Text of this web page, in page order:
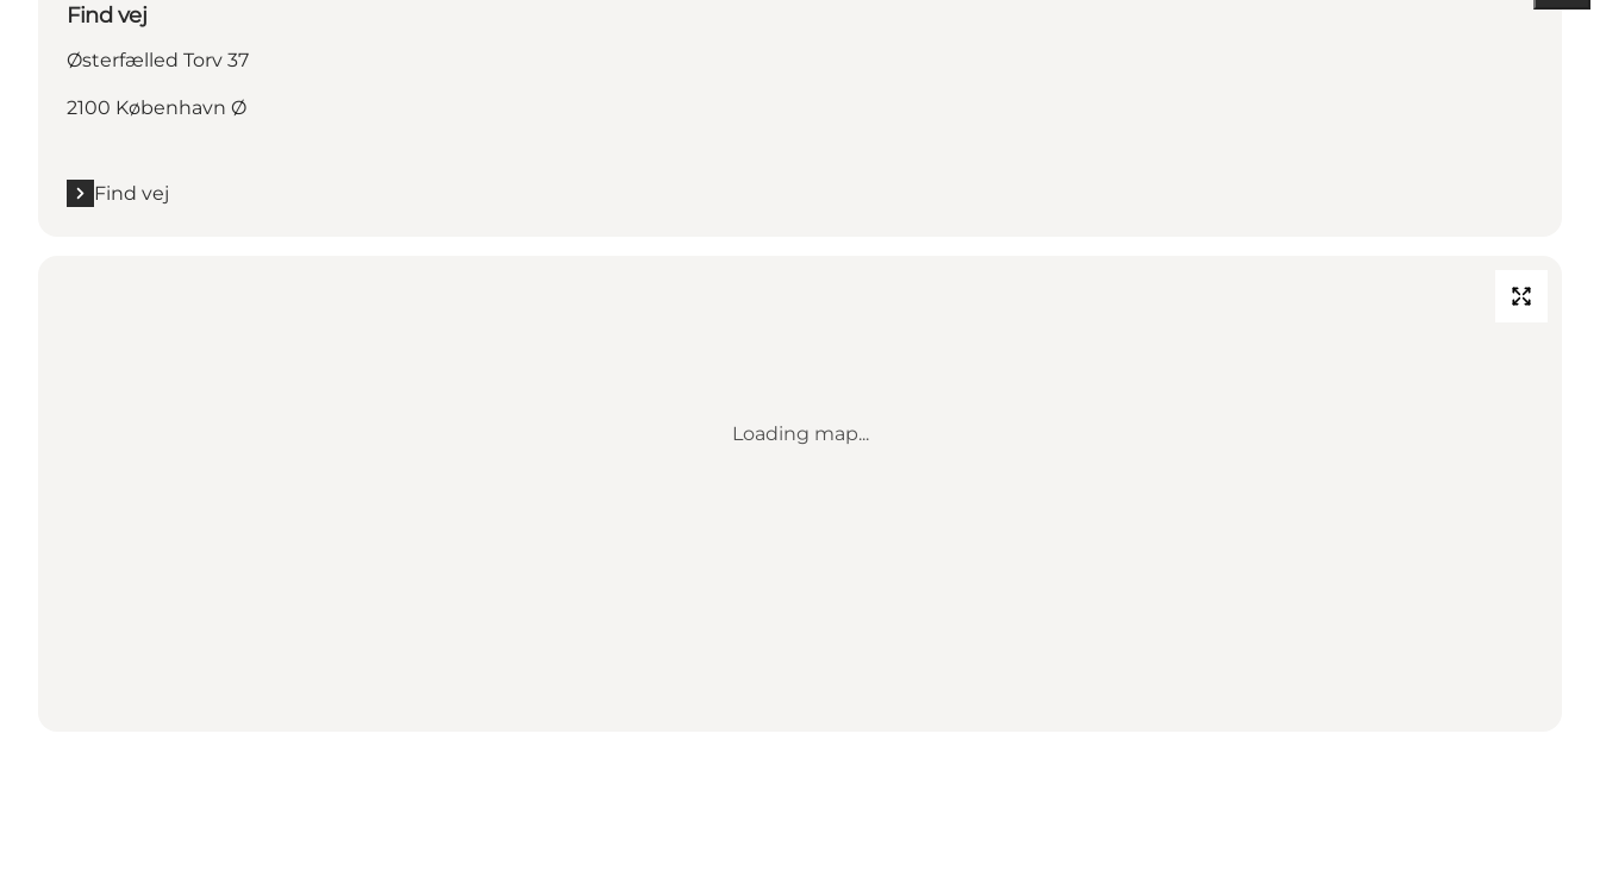
Find vej
Østerfælled Torv 37
2100 København Ø
Find vej
Loading map...